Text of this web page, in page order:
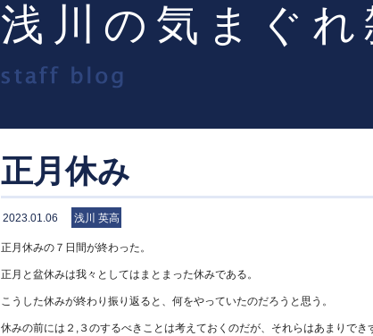
浅川の気まぐれ
正月休み
2023.01.06 浅川 英高
正月休みの７日間が終わった。
正月と盆休みは我々としてはまとまった休みである。
こうした休みが終わり振り返ると、何をやっていたのだろうと思う。
休みの前には２,３のするべきことは考えておくのだが、それらはあまりでき